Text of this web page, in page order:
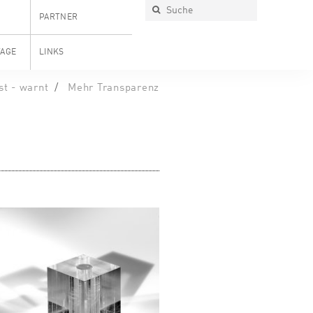
PARTNER
LINKS
- warnt Mehr Transparenz